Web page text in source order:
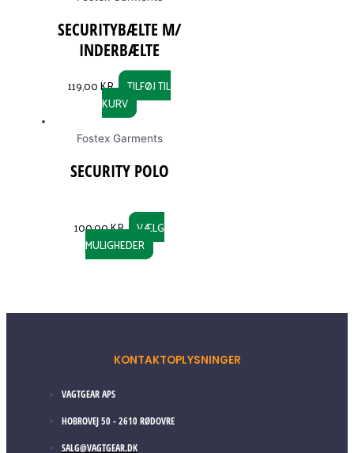
SECURITYBÆLTE M/
INDERBÆLTE
119,00KR.
TILFØJ TIL
KURV
Fostex Garments
SECURITY POLO
100,00KR.
VÆLG
MULIGHEDER
KONTAKTOPLYSNINGER
VAGTGEAR APS
HOBROVEJ 50 - 2610 RØDOVRE
SALG@VAGTGEAR.DK